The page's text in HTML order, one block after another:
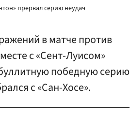
прервал серию неудач
в матче против
с «Сент-Луисом»
победную серию
с «Сан-Хосе».